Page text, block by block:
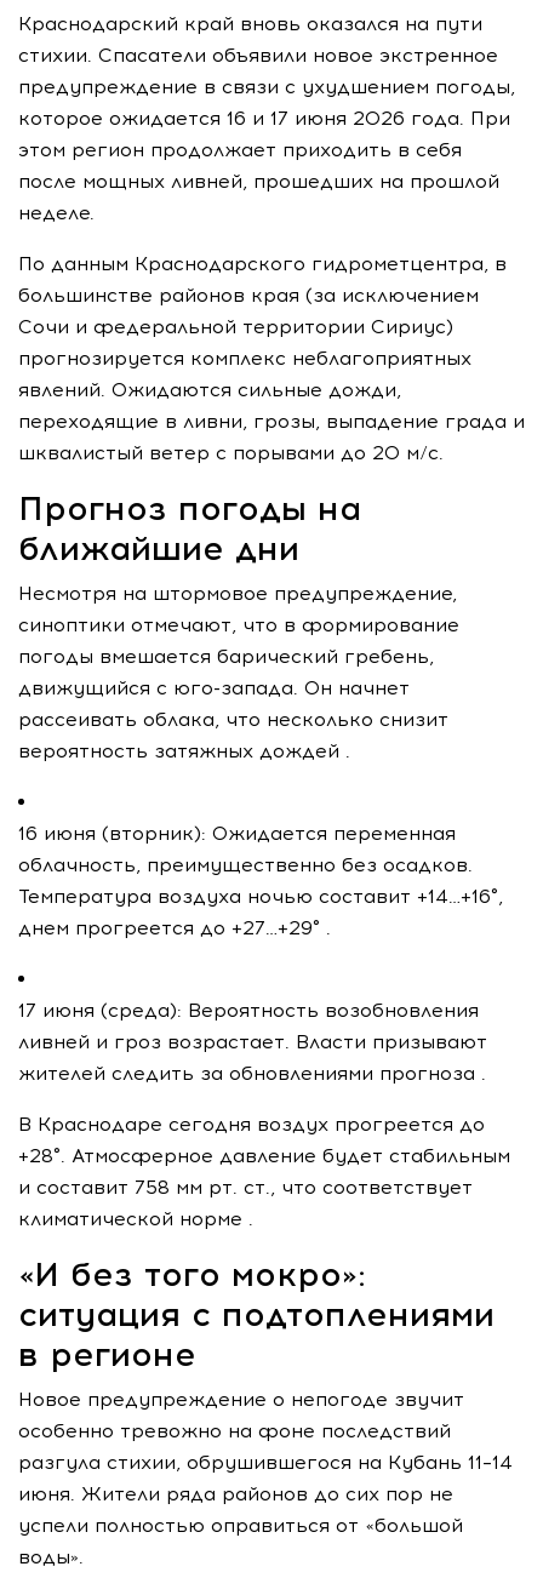
Краснодарский край вновь оказался на пути
стихии. Спасатели объявили новое экстренное
предупреждение в связи с ухудшением погоды,
которое ожидается 16 и 17 июня 2026 года. При
этом регион продолжает приходить в себя
после мощных ливней, прошедших на прошлой
неделе.
По данным Краснодарского гидрометцентра, в
большинстве районов края (за исключением
Сочи и федеральной территории Сириус)
прогнозируется комплекс неблагоприятных
явлений. Ожидаются сильные дожди,
переходящие в ливни, грозы, выпадение града и
шквалистый ветер с порывами до 20 м/с.
Прогноз погоды на
ближайшие дни
Несмотря на штормовое предупреждение,
синоптики отмечают, что в формирование
погоды вмешается барический гребень,
движущийся с юго-запада. Он начнет
рассеивать облака, что несколько снизит
вероятность затяжных дождей .
16 июня (вторник): Ожидается переменная
облачность, преимущественно без осадков.
Температура воздуха ночью составит +14…+16°,
днем прогреется до +27…+29° .
17 июня (среда): Вероятность возобновления
ливней и гроз возрастает. Власти призывают
жителей следить за обновлениями прогноза .
В Краснодаре сегодня воздух прогреется до
+28°. Атмосферное давление будет стабильным
и составит 758 мм рт. ст., что соответствует
климатической норме .
«И без того мокро»:
ситуация с подтоплениями
в регионе
Новое предупреждение о непогоде звучит
особенно тревожно на фоне последствий
разгула стихии, обрушившегося на Кубань 11–14
июня. Жители ряда районов до сих пор не
успели полностью оправиться от «большой
воды».